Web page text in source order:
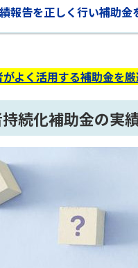
報告を正しく行い補助金
がよく活用する補助金を
続化補助金の実